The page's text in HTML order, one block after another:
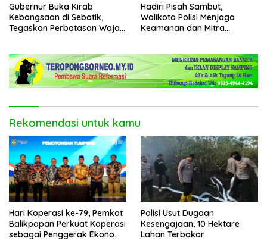
Gubernur Buka Kirab
Kebangsaan di Sebatik,
Tegaskan Perbatasan Wajah
Hadiri Pisah Sambut,
Walikota Polisi Menjaga
Keamanan dan Mitra
Rekomendasi untuk kamu
Hari Koperasi ke-79, Pemkot
Balikpapan Perkuat Koperasi
sebagai Penggerak Ekonomi
Polisi Usut Dugaan
Kesengajaan, 10 Hektare
Lahan Terbakar